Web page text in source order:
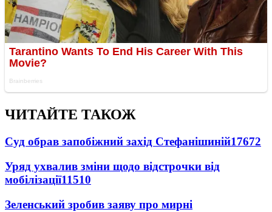
ЧИТАЙТЕ ТАКОЖ
Суд обрав запобіжний захід Стефанішиній17672
Уряд ухвалив зміни щодо відстрочки від
мобілізації11510
Зеленський зробив заяву про мирні